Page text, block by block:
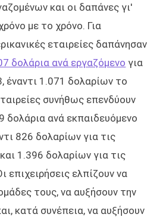
και οι δαπάνες γι'
με το χρόνο. Για
εταιρείες δαπάνησαν
δολάρια ανά εργαζόμενο για
έναντι 1.071 δολαρίων το
συνήθως επενδύουν
δολάρια ανά εκπαιδευόμενο
826 δολαρίων για τις
1.396 δολαρίων για τις
επιχειρήσεις ελπίζουν να
τους, να αυξήσουν την
κατά συνέπεια, να αυξήσουν